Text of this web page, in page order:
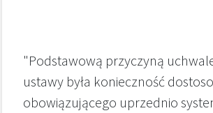
"Podstawową przyczyną
ustawy była konieczność
obowiązującego uprzednio